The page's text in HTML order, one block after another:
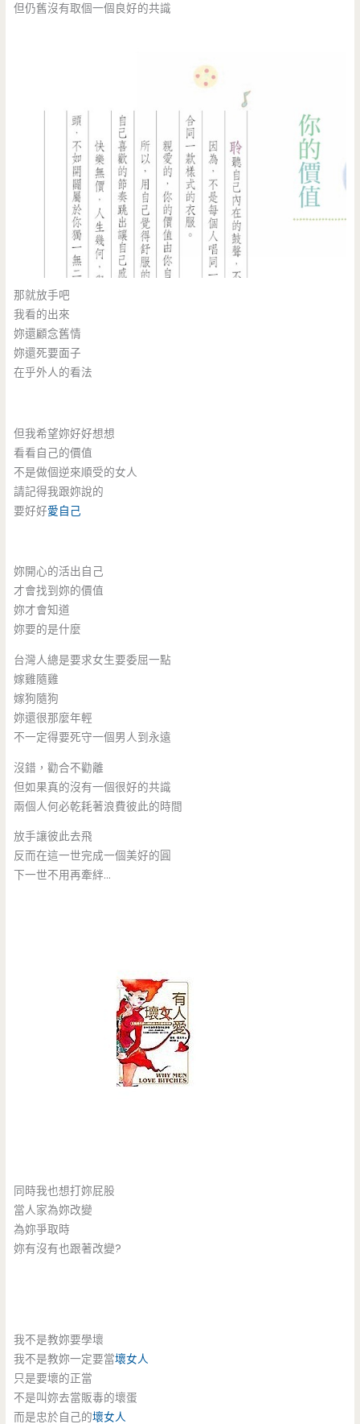
但仍舊沒有取個一個良好的共識
那就放手吧
我看的出來
妳還顧念舊情
妳還死要面子
在乎外人的看法
但我希望妳好好想想
看看自己的價值
不是做個逆來順受的女人
請記得我跟妳說的
要好好愛自己
妳開心的活出自己
才會找到妳的價值
妳才會知道
妳要的是什麼
台灣人總是要求女生要委屈一點
嫁雞隨雞
嫁狗隨狗
妳還很那麼年輕
不一定得要死守一個男人到永遠
沒錯，勸合不勸離
但如果真的沒有一個很好的共識
兩個人何必乾耗著浪費彼此的時間
放手讓彼此去飛
反而在這一世完成一個美好的圓
下一世不用再牽絆…
同時我也想打妳屁股
當人家為妳改變
為妳爭取時
妳有沒有也跟著改變?
我不是教妳要學壞
我不是教妳一定要當壞女人
只是要壞的正當
不是叫妳去當販毒的壞蛋
而是忠於自己的壞女人